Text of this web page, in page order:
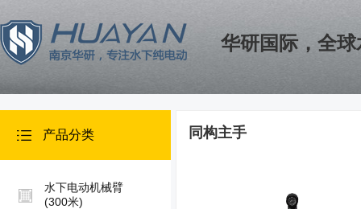
华研国际，全
产品分类
水下电动机械臂
(300米)
同构主手